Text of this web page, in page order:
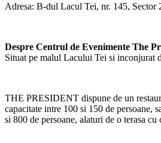
Adresa: B-dul Lacul Tei, nr. 145,
Despre Centrul de Evenimente The
Situat pe malul Lacului Tei si inconjurat
THE PRESIDENT dispune de un
capacitate intre 100 si 150 de persoane,
si 800 de persoane, alaturi de o terasa